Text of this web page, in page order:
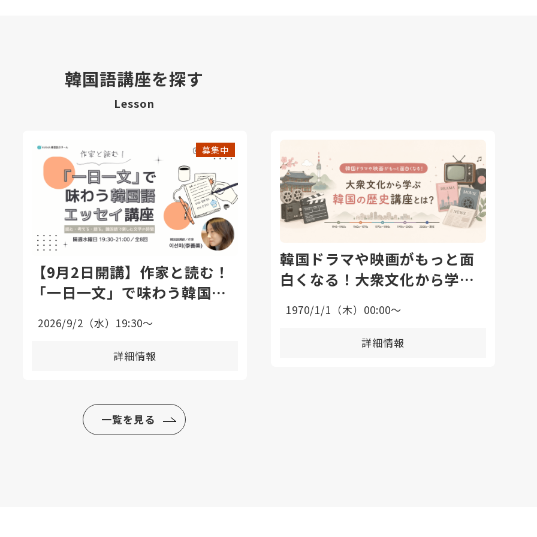
韓国語講座を探す
Lesson
募集中
【9月2日開講】作家と読む！
「一日一文」で味わう韓国語
2026/9/2（水）19:30〜
詳細情報
韓国ドラマや映画がもっと面
白くなる！大衆文化から学ぶ
韓国の歴史講座とは？
1970/1/1（木）00:00〜
詳細情報
一覧を見る